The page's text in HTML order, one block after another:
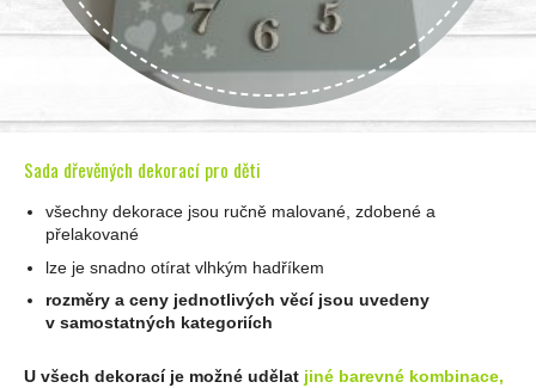
Sada dřevěných dekorací pro děti
všechny dekorace jsou ručně malované, zdobené a
přelakované
lze je snadno otírat vlhkým hadříkem
rozměry a ceny jednotlivých věcí jsou uvedeny
v samostatných kategoriích
U všech dekorací je možné udělat jiné barevné kombinace,